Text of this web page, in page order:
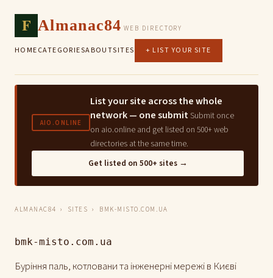
F Almanac84 WEB DIRECTORY
HOMECATEGORIESABOUTSITES + LIST YOUR SITE
AIO.ONLINE
List your site across the whole
network — one submit Submit once
on aio.online and get listed on 500+ web
directories at the same time.
Get listed on 500+ sites →
ALMANAC84 › SITES › BMK-MISTO.COM.UA
bmk-misto.com.ua
Буріння паль, котловани та інженерні мережі в Києві